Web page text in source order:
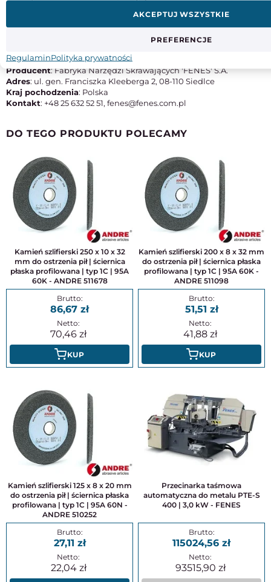
M42
Producent: Fabryka Narzędzi Skrawających 'FENES' S.A.
Adres: ul. gen. Franciszka Kleeberga 2, 08-110 Siedlce
Kraj pochodzenia: Polska
Kontakt: +48 25 632 52 51, fenes@fenes.com.pl
DO TEGO PRODUKTU POLECAMY
Kamień szlifierski 250 x 10 x 32
mm do ostrzenia pił | ściernica
płaska profilowana | typ 1C | 95A
60K - ANDRE 511678
86,67
70,46
KUP
Kamień szlifierski 200 x 8 x 32 mm
do ostrzenia pił | ściernica płaska
profilowana | typ 1C | 95A 60K -
ANDRE 511098
51,51
41,88
KUP
Kamień szlifierski 125 x 8 x 20 mm
do ostrzenia pił | ściernica płaska
profilowana | typ 1C | 95A 60N -
ANDRE 510252
27,11
22,04
Przecinarka taśmowa
automatyczna do metalu PTE-S
400 | 3,0 kW - FENES
115024,56
93515,90
PREFERENCJE
AKCEPTUJ WSZYSTKIE
RegulaminPolityka prywatności